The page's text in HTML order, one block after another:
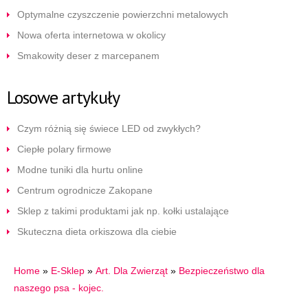
Optymalne czyszczenie powierzchni metalowych
Nowa oferta internetowa w okolicy
Smakowity deser z marcepanem
Losowe artykuły
Czym różnią się świece LED od zwykłych?
Ciepłe polary firmowe
Modne tuniki dla hurtu online
Centrum ogrodnicze Zakopane
Sklep z takimi produktami jak np. kołki ustalające
Skuteczna dieta orkiszowa dla ciebie
Home » E-Sklep » Art. Dla Zwierząt » Bezpieczeństwo dla
naszego psa - kojec.